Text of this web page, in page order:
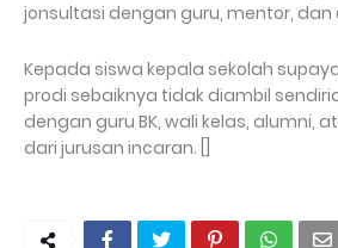
jonsultasi dengan guru, mentor, dan
Kepada siswa kepala sekolah
prodi sebaiknya tidak diambil
dengan guru BK, wali kelas, alumni,
dari jurusan incaran. []